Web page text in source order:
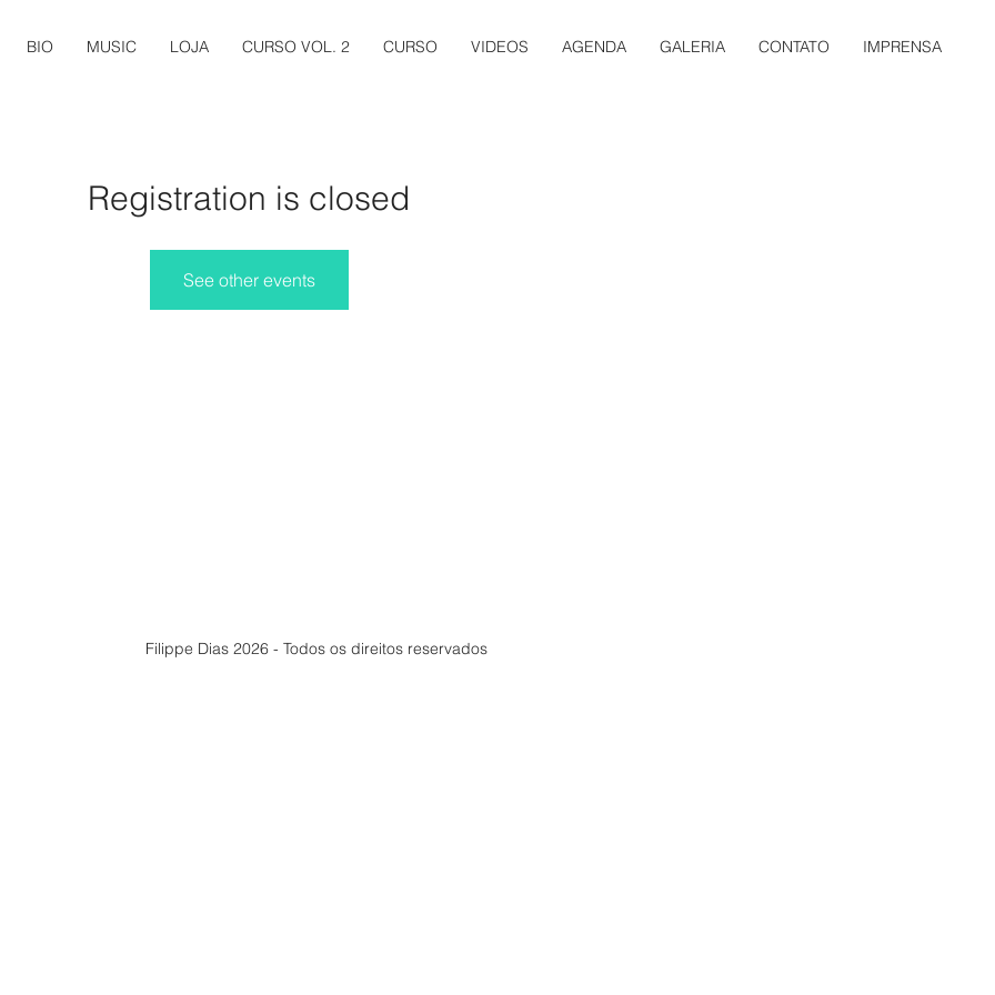
BIO MUSIC LOJA CURSO VOL. 2 CURSO VIDEOS AGENDA GALERIA CONTATO IMPRENSA
Registration is closed
See other events
Filippe Dias 2026 - Todos os direitos reservados